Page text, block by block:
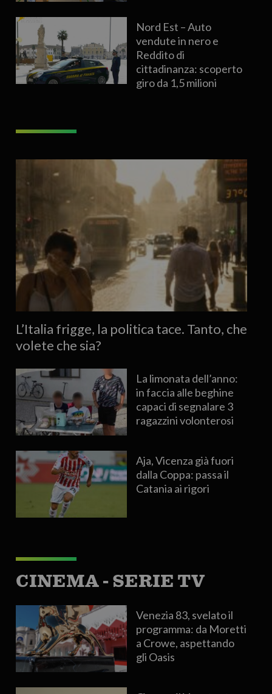
Nord Est – Auto
vendute in nero e
Reddito di
cittadinanza: scoperto
giro da 1,5 milioni
L’Italia frigge, la politica tace. Tanto, che
volete che sia?
La limonata dell’anno:
in faccia alle beghine
capaci di segnalare 3
ragazzini volonterosi
Aja, Vicenza già fuori
dalla Coppa: passa il
Catania ai rigori
CINEMA - SERIE TV
Venezia 83, svelato il
programma: da Moretti
a Crowe, aspettando
gli Oasis